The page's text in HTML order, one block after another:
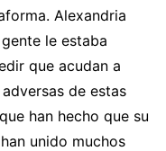
Alexandria
le estaba
que acudan a
de estas
han hecho que su
unido muchos